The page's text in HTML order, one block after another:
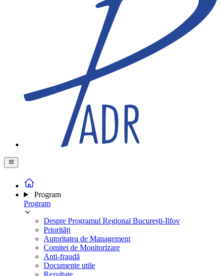
Program
Program
Despre Programul Regional București-Ilfov
Priorități
Autoritatea de Management
Comitet de Monitorizare
Anti-fraudă
Documente utile
Rezultate